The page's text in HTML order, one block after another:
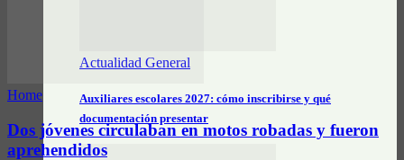
Actualidad General
Auxiliares escolares 2027: cómo inscribirse y qué
documentación presentar
Home
Dos jóvenes circulaban en motos robadas y fueron
aprehendidos